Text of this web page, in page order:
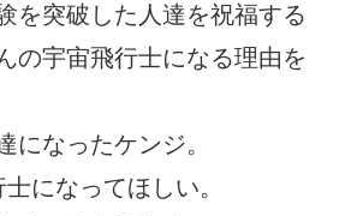
を突破した人達を祝福する
の宇宙飛行士になる理由を
になったケンジ。
になってほしい。